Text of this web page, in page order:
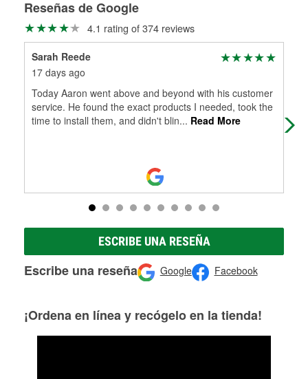
Más información sobre el Programa de Préstamo de
Herramientas de O'Reilly
medirán tus tambores o discos para determinar si pueden
ser rectificados con seguridad. Si tus tambores o discos no
pueden ser reutilizados, podemos ayudarte a encontrar las
partes de reemplazo correctas para tu reparación.
Rectificación de tambores y discos de freno
Reseñas de Google
4.1 rating of 374 reviews
Sarah Reede
17 days ago
Today Aaron went above and beyond with his customer
service. He found the exact products I needed, took the
time to install them, and didn't blin... Read More
ESCRIBE UNA RESEÑA
Escribe una reseña Google Facebook
¡Ordena en línea y recógelo en la tienda!